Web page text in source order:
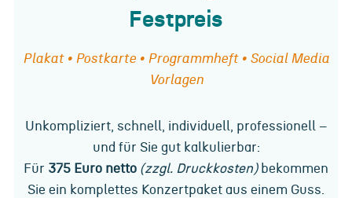
Festpreis
Plakat • Postkarte • Programmheft • Social Media
Vorlagen
Unkompliziert, schnell, individuell, professionell –
und für Sie gut kalkulierbar:
Für 375 Euro netto (zzgl. Druckkosten)bekommen
Sie ein komplettes Konzertpaket aus einem Guss.